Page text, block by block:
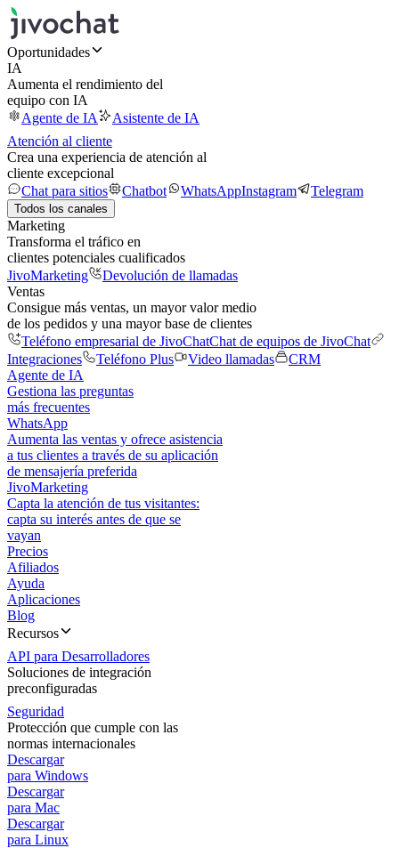
Oportunidades
IA
Aumenta el rendimiento del
equipo con IA
Agente de IA
Asistente de IA
Atención al cliente
Crea una experiencia de atención al
cliente excepcional
Chat para sitios
Chatbot WhatsAppInstagram Telegram
Todos los canales
Marketing
Transforma el tráfico en
clientes potenciales cualificados
JivoMarketing
Devolución de llamadas
Ventas
Consigue más ventas, un mayor valor medio
de los pedidos y una mayor base de clientes
Teléfono empresarial de JivoChatChat de equipos de JivoChat
Integraciones
Teléfono Plus Video llamadas
CRM
Agente de IA
Gestiona las preguntas
más frecuentes
WhatsApp
Aumenta las ventas y ofrece asistencia
a tus clientes a través de su aplicación
de mensajería preferida
JivoMarketing
Capta la atención de tus visitantes:
capta su interés antes de que se
vayan
Precios
Afiliados
Ayuda
Aplicaciones
Blog
Recursos
API para Desarrolladores
Soluciones de integración
preconfiguradas
Seguridad
Protección que cumple con las
normas internacionales
Descargar
para Windows
Descargar
para Mac
Descargar
para Linux